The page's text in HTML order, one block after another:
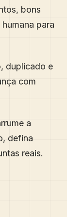
bons
para
duplicado e
com
a
defina
reais.